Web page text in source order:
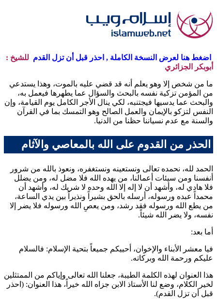
اضغط هنا لعرض النسخة الكاملة , احذر قبل أن تزل القدم للشيخ :
أبوبكر الجزائري
ما من شخص إلا وهو يعلم أنه قد قضي عليه بالموت، وهذا يستدعي
من المؤمن تزكية نفسه بالبحث والسؤال عما يطهرها فيعمل به،
والبحث عما يدسيها فيجتنبه، لكي ينال الأجر الكامل يوم القيامة، وإن
النفس لتزكو بالإيمان والعمل الصالح وهو التمسك بما في القرآن
والسنة مع عدم نسياننا حظنا من الدنيا.
الحذر من القدوم على الله بالمعاصي والآثام
الحمد لله، نحمده تعالى ونستعينه ونستغفره، ونعوذ بالله من شرور
أنفسنا ومن سيئات أعمالنا، من يهده الله فلا مضل له، ومن يضلل
فلا هادي له، وأشهد أن لا إله إلا الله وحده لا شريك له، وأشهد أن
محمداً عبده ورسوله، أرسله بالحق بشيراً ونذيراً بين يدي الساعة،
من يطع الله ورسوله فقد رشد، ومن يعصِ الله ورسوله فلا يضر إلا
نفسه، ولا يضر الله شيئاً.
أما بعد:
فيا معشر الأبناء والإخوان، أحييكم جميعاً بتحية الإسلام: فالسلام
عليكم ورحمة الله وبركاته.
هذا العنوان لهذه الكلمة الطيبة، جعلنا الله تعالى وإياكم من الممتثلين
لخير الكلام، وضع لنا الأستاذ الابن جزاه الله خيراً، هذا العنوان: (احذر
قبل أن تزل القدم).